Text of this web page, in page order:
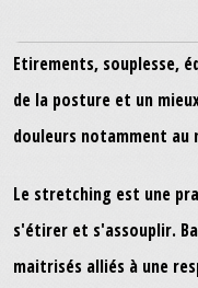
Etirements, souplesse,
de la posture et un
douleurs notamment
Le stretching est une
s'étirer et s'assouplir.
maitrisés alliés à une